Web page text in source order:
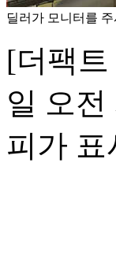
딜러가 모니터를
[더팩트
일 오
피가 표